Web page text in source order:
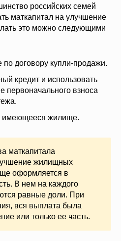
российских семей
маткапитал на улучшение
это можно следующими
по договору купли-продажи.
кредит и использовать
первоначального взноса
имеющееся жилище.
маткапитала
жилищных
оформляется в
В нем на каждого
равные доли. При
вся выплата была
или только ее часть.